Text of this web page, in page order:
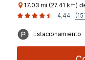
17.03 mi (27.41 km)
4,44
Estacionamiento